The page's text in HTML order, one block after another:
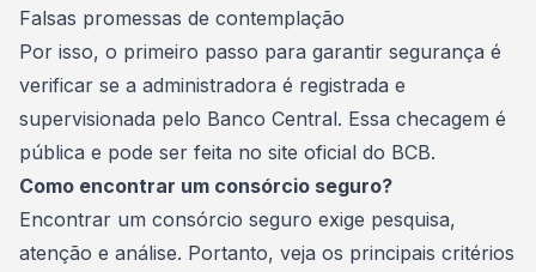
Falsas promessas de contemplação
Por isso, o primeiro passo para garantir segurança é
verificar se a administradora é registrada e
supervisionada pelo Banco Central. Essa checagem é
pública e pode ser feita no site oficial do BCB.
Como encontrar um consórcio seguro?
Encontrar um consórcio seguro exige pesquisa,
atenção e análise. Portanto, veja os principais critérios